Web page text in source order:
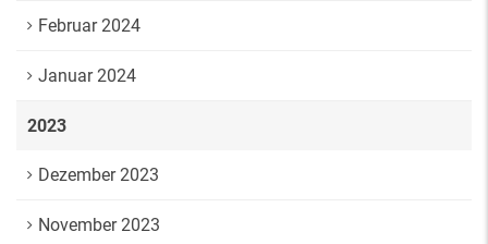
Februar 2024
Januar 2024
2023
Dezember 2023
November 2023